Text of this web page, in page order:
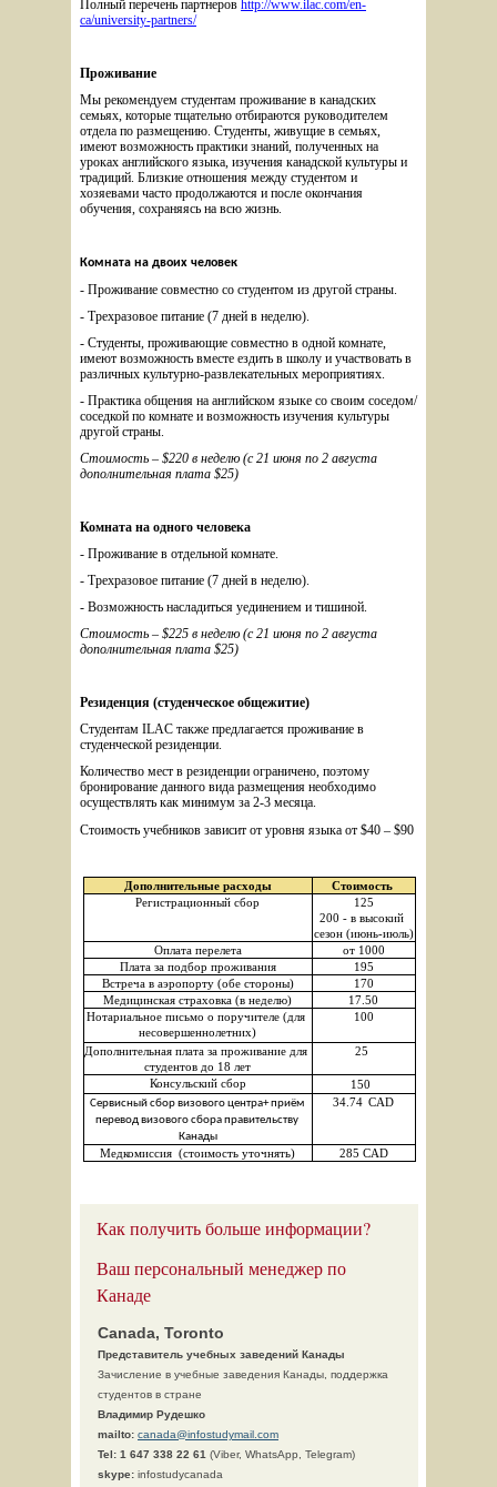
Полный перечень партнеров http://www.ilac.com/en-
ca/university-partners/
Проживание
Мы рекомендуем студентам проживание в канадских
семьях, которые тщательно отбираются руководителем
отдела по размещению. Студенты, живущие в семьях,
имеют возможность практики знаний, полученных на
уроках английского языка, изучения канадской культуры и
традиций. Близкие отношения между студентом и
хозяевами часто продолжаются и после окончания
обучения, сохраняясь на всю жизнь.
Комната на двоих человек
- Проживание совместно со студентом из другой страны.
- Трехразовое питание (7 дней в неделю).
- Студенты, проживающие совместно в одной комнате,
имеют возможность вместе ездить в школу и участвовать в
различных культурно-развлекательных мероприятиях.
- Практика общения на английском языке со своим соседом/
соседкой по комнате и возможность изучения культуры
другой страны.
Стоимость – $220 в неделю (с 21 июня по 2 августа
дополнительная плата $25)
Комната на одного человека
- Проживание в отдельной комнате.
- Трехразовое питание (7 дней в неделю).
- Возможность насладиться уединением и тишиной.
Стоимость – $225 в неделю (с 21 июня по 2 августа
дополнительная плата $25)
Резиденция (студенческое общежитие)
Студентам ILAC также предлагается проживание в
студенческой резиденции.
Количество мест в резиденции ограничено, поэтому
бронирование данного вида размещения необходимо
осуществлять как минимум за 2-3 месяца.
Стоимость учебников зависит от уровня языка от $40 – $90
Дополнительные расходы
Стоимость
Регистрационный сбор
125
200 - в высокий
сезон (июнь-июль)
Оплата перелета
от 1000
Плата за подбор проживания
195
Встреча в аэропорту (обе стороны)
170
Медицинская страховка (в неделю)
17.50
Нотариальное письмо о поручителе (для
несовершеннолетних)
100
Дополнительная плата за проживание для
студентов до 18 лет
25
Консульский сбор 150
Сервисный сбор визового центра+ приём
перевод визового сбора правительству
Канады
34.74 CAD
Медкомиссия  (стоимость уточнять) 285 CAD
Как получить больше информации?
Ваш персональный менеджер по
Канаде
Canada, Toronto
Представитель учебных заведений Канады
Зачисление в учебные заведения Канады, поддержка
студентов в стране
Владимир Рудешко
mailto: canada@infostudymail.com
Tel: 1 647 338 22 61 (Viber, WhatsApp, Telegram)
skype: infostudycanada